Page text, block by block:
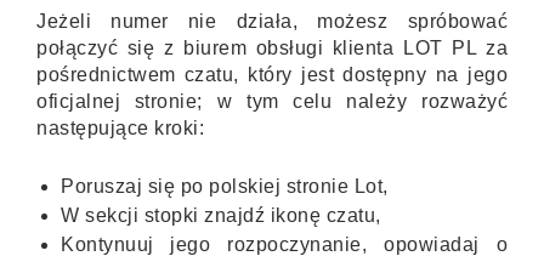
Jeżeli numer nie działa, możesz spróbować
połączyć się z biurem obsługi klienta LOT PL za
pośrednictwem czatu, który jest dostępny na jego
oficjalnej stronie; w tym celu należy rozważyć
następujące kroki:
Poruszaj się po polskiej stronie Lot,
W sekcji stopki znajdź ikonę czatu,
Kontynuuj jego rozpoczynanie, opowiadaj o